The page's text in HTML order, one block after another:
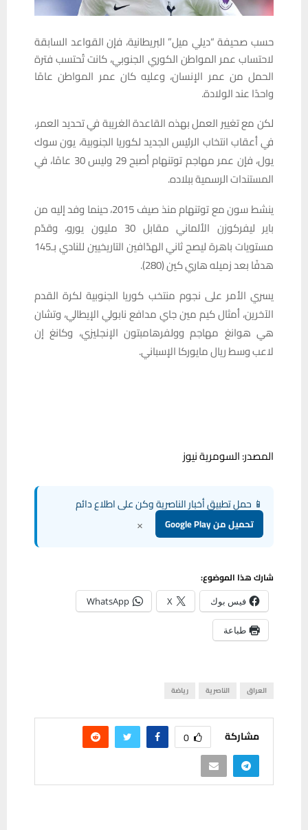
حسب صحيفة “ديلي ميل” البريطانية، فإن القواعد السابقة
لاحتساب عمر المواطن الكوري الجنوبي، كانت تُحتسب فترة
الحمل من عمر الإنسان، وعليه كان عمر المواطن عامًا
واحدًا عند الولادة.
لكن مع تغيير العمل بهذه القاعدة الغريبة في تحديد العمر،
في أعقاب انتخاب الرئيس الجديد لكوريا الجنوبية، يون سوك
يول، فإن عمر مهاجم توتنهام أصبح 29 وليس 30 عامًا، في
المستندات الرسمية ببلاده.
ينشط سون مع توتنهام منذ صيف 2015، حينما وفد إليه من
باير ليفركوزن الألماني مقابل 30 مليون يورو، وقدّم
مستويات باهرة ليصح ثاني الهدّافين التاريخيين للنادي بـ145
هدفًا بعد زميله هاري كين (280).
يسري الأمر على نجوم منتخب كوريا الجنوبية لكرة القدم
الآخرين، أمثال كيم مين جاي مدافع نابولي الإيطالي، وتشان
هي هوانغ مهاجم وولفرهامبتون الإنجليزي، وكانغ إن
لاعب وسط ريال مايوركا الإسباني.
المصدر: السومرية نيوز
📱 حمل تطبيق أخبار الناصرية وكن على اطلاع دائم
تحميل من Google Play ×
شارك هذا الموضوع:
فيس بوك X
WhatsApp
طباعة
العراق الناصرية رياضة
مشاركة 0